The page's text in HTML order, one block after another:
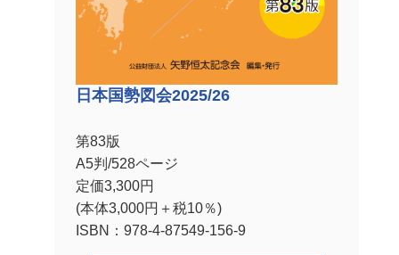
日本国勢図会2025/26
第83版
A5判/528ページ
定価3,300円
(本体3,000円＋税10％)
ISBN：978-4-87549-156-9